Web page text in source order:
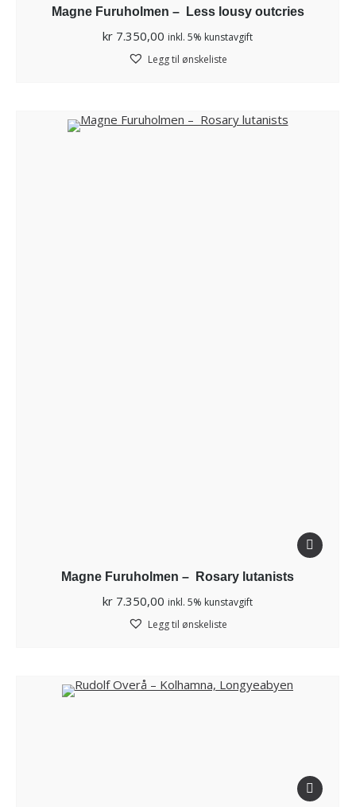
Magne Furuholmen – Less lousy outcries
kr 7.350,00 inkl. 5% kunstavgift
Legg til ønskeliste
Magne Furuholmen – Rosary lutanists
kr 7.350,00 inkl. 5% kunstavgift
Legg til ønskeliste